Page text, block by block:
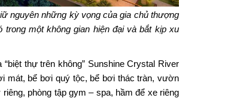
nguyên những kỳ vọng của gia chủ thượng
một không gian hiện đại và bắt kịp xu
“biệt thự trên không” Sunshine Crystal River
mát, bể bơi quý tộc, bể bơi thác tràn, vườn
phòng tập gym – spa, hầm để xe riêng